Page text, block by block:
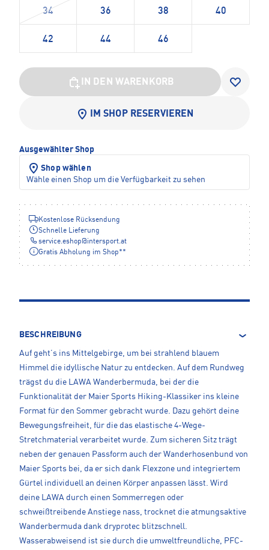
34 36 38 40
42 44 46
IN DEN WARENKORB
IM SHOP RESERVIEREN
Ausgewählter Shop
Shop wählen
Wähle einen Shop um die Verfügbarkeit zu sehen
Kostenlose Rücksendung
Schnelle Lieferung
service.eshop@intersport.at
Gratis Abholung im Shop**
BESCHREIBUNG
Auf geht’s ins Mittelgebirge, um bei strahlend blauem
Himmel die idyllische Natur zu entdecken. Auf dem Rundweg
trägst du die LAWA Wanderbermuda, bei der die
Funktionalität der Maier Sports Hiking-Klassiker ins kleine
Format für den Sommer gebracht wurde. Dazu gehört deine
Bewegungsfreiheit, für die das elastische 4-Wege-
Stretchmaterial verarbeitet wurde. Zum sicheren Sitz trägt
neben der genauen Passform auch der Wanderhosenbund von
Maier Sports bei, da er sich dank Flexzone und integriertem
Gürtel individuell an deinen Körper anpassen lässt. Wird
deine LAWA durch einen Sommerregen oder
schweißtreibende Anstiege nass, trocknet die atmungsaktive
Wanderbermuda dank dryprotec blitzschnell.
Wasserabweisend ist sie durch die umweltfreundliche, PFC-